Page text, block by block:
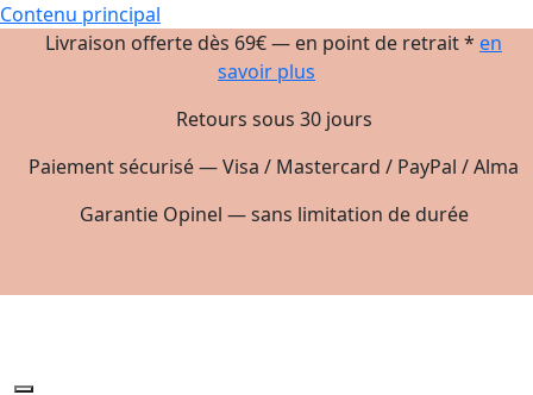
Contenu principal
Livraison offerte dès 69€ — en point de retrait * en
savoir plus
Retours sous 30 jours
Paiement sécurisé — Visa / Mastercard / PayPal / Alma
Garantie Opinel — sans limitation de durée